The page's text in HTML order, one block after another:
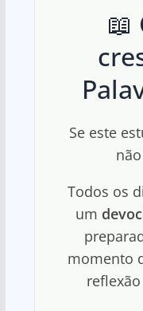
📖
Se este
Todos os
um
momento